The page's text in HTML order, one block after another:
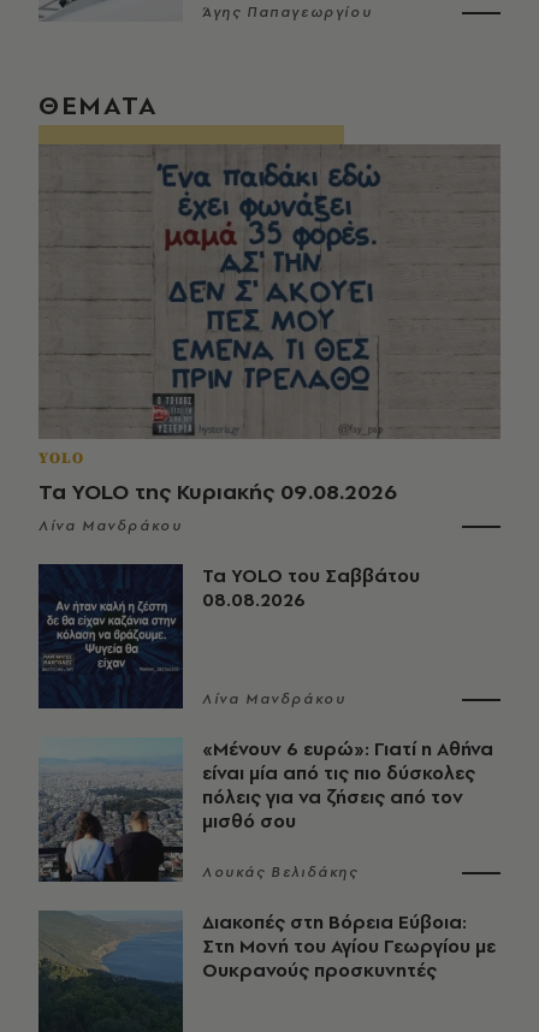
Άγης Παπαγεωργίου
ΘΕΜΑΤΑ
YOLO
Τα YOLO της Κυριακής 09.08.2026
Λίνα Μανδράκου
Τα YOLO του Σαββάτου
08.08.2026
Λίνα Μανδράκου
«Μένουν 6 ευρώ»: Γιατί η Αθήνα
είναι μία από τις πιο δύσκολες
πόλεις για να ζήσεις από τον
μισθό σου
Λουκάς Βελιδάκης
Διακοπές στη Βόρεια Εύβοια:
Στη Μονή του Αγίου Γεωργίου με
Ουκρανούς προσκυνητές